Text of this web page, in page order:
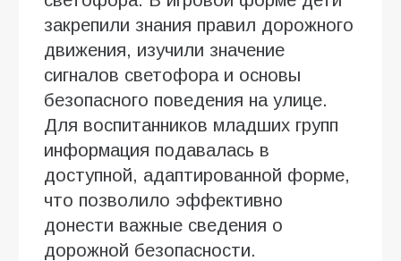
закрепили знания правил дорожного
движения, изучили значение
сигналов светофора и основы
безопасного поведения на улице.
Для воспитанников младших групп
информация подавалась в
доступной, адаптированной форме,
что позволило эффективно
донести важные сведения о
дорожной безопасности.